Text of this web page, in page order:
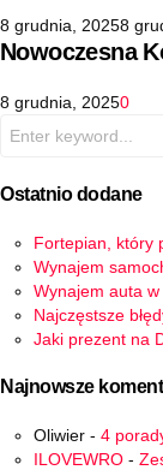
8 grudnia, 20258
Nowoczesna
8 grudnia, 20250
for:
Ostatnio dodane
Fortepian, który
Wynajem
Wynajem auta
Najczęstsze
Jaki prezent na
Najnowsze
Oliwier - 4
ILOVEWRO -